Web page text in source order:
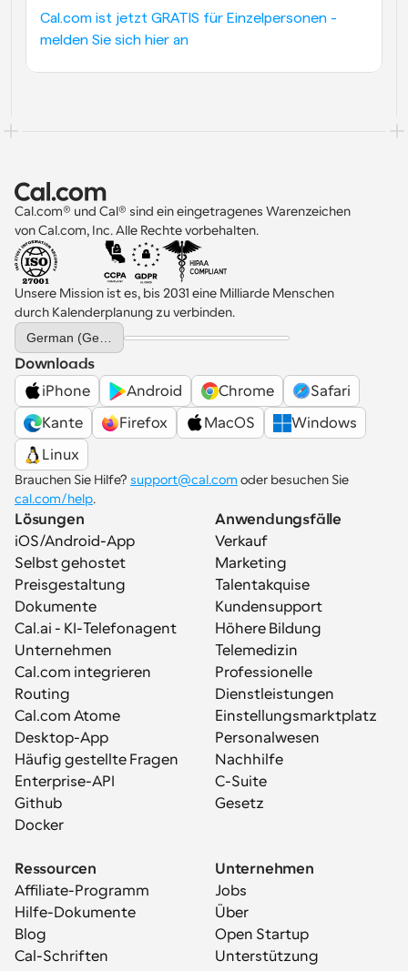
Cal.com ist jetzt GRATIS für Einzelpersonen -
melden Sie sich hier an
Cal.com® und Cal® sind ein eingetragenes Warenzeichen
von Cal.com, Inc. Alle Rechte vorbehalten.
Unsere Mission ist es, bis 2031 eine Milliarde Menschen
durch Kalenderplanung zu verbinden.
Select Language
Downloads
iPhone
Android Chrome
Safari
Kante
Firefox MacOS
Windows
Linux
Brauchen Sie Hilfe? support@cal.com
cal.com/help.
Lösungen
iOS/Android-App
Selbst gehostet
Preisgestaltung
Dokumente
Cal.ai - KI-Telefonagent
Unternehmen
Cal.com integrieren
Routing
Cal.com Atome
Desktop-App
Häufig gestellte Fragen
Enterprise-API
Github
Docker
Anwendungsfälle
Verkauf
Marketing
Talentakquise
Kundensupport
Höhere Bildung
Telemedizin
Professionelle
Dienstleistungen
Einstellungsmarktplatz
Personalwesen
Nachhilfe
C-Suite
Gesetz
Ressourcen
Affiliate-Programm
Hilfe-Dokumente
Blog
Cal-Schriften
Unternehmen
Jobs
Über
Open Startup
Unterstützung